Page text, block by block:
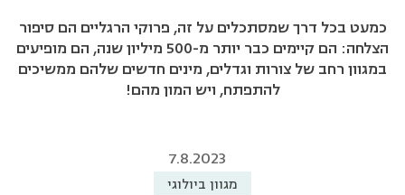
כמעט בכל דרך שמסתכלים על זה, פרוקי הרגליים הם סיפור
הצלחה: הם קיימים כבר יותר מ-500 מיליון שנה, הם מופיעים
במגוון רחב של צורות וגדלים, מינים חדשים שלהם ממשיכים
להתפתח, ויש המון מהם!
7.8.2023
מגוון ביולוגי